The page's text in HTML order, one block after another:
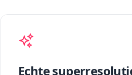
Echte